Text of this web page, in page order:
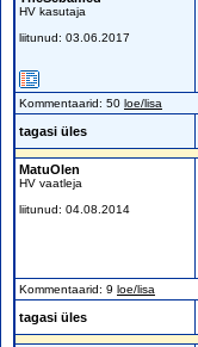
HV kasutaja
liitunud: 03.06.2017
Kommentaarid: 50 loe/lisa
tagasi üles
MatuOlen
HV vaatleja
liitunud: 04.08.2014
Kommentaarid: 9 loe/lisa
tagasi üles